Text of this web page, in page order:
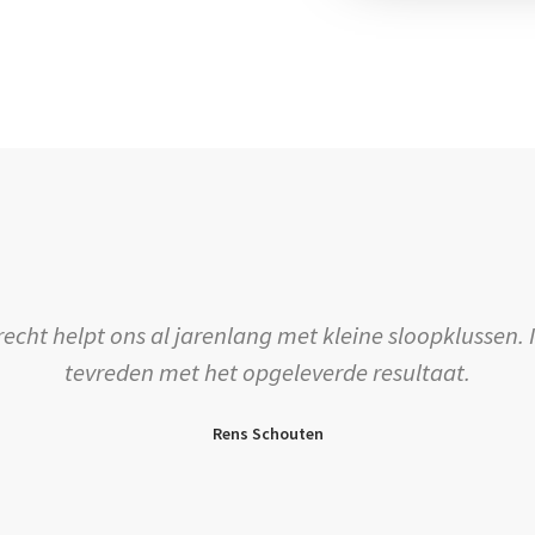
beloven, maar het ook waarmaken. Super goed
mannen!
P. Hoekstra